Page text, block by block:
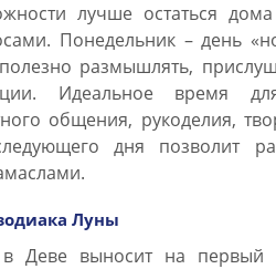
лучше остаться
Понедельник – день
размышлять,
Идеальное время
общения, рукоделия,
дня позволит
Луны
Деве выносит на первый